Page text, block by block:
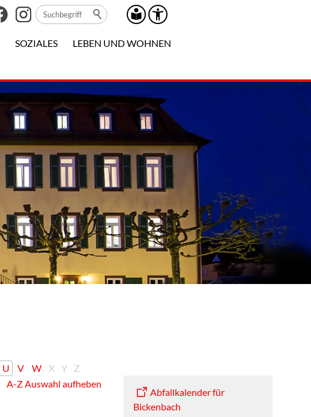
SOZIALES LEBEN UND WOHNEN
U V W X Y
Z
A-Z Auswahl aufheben
Abfallkalender für
Bickenbach